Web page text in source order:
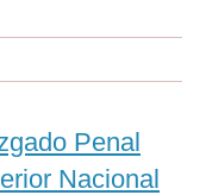
Penal
Nacional